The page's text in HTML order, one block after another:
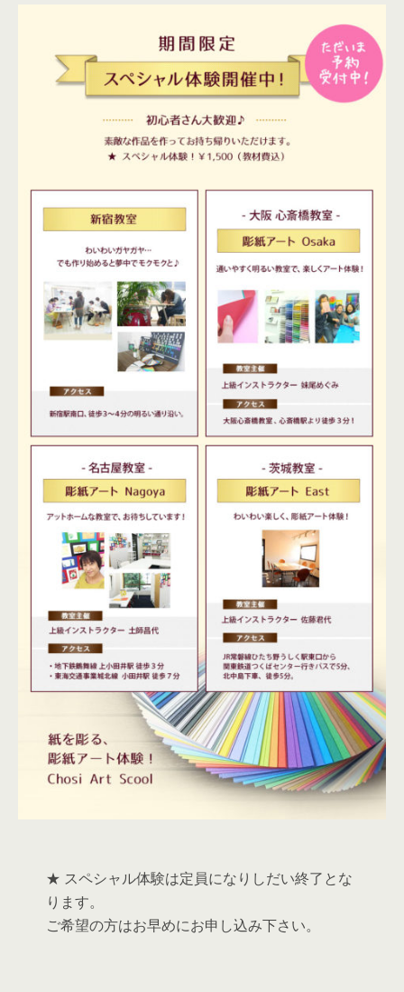
★ スペシャル体験は定員になりしだい終了とな
ります。
ご希望の方はお早めにお申し込み下さい。